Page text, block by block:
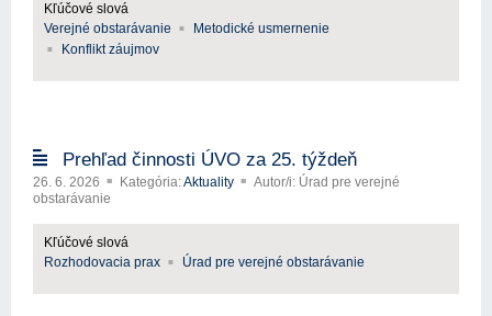
Kľúčové slová
Verejné obstarávanie
Metodické usmernenie
Konflikt záujmov
Prehľad činnosti ÚVO za 25. týždeň
26. 6. 2026 Kategória:Aktuality
Autor/i: Úrad pre verejné
obstarávanie
Kľúčové slová
Rozhodovacia prax
Úrad pre verejné obstarávanie